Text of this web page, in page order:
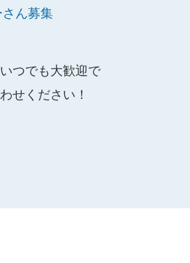
ん募集
つでも大歓迎で
せください！